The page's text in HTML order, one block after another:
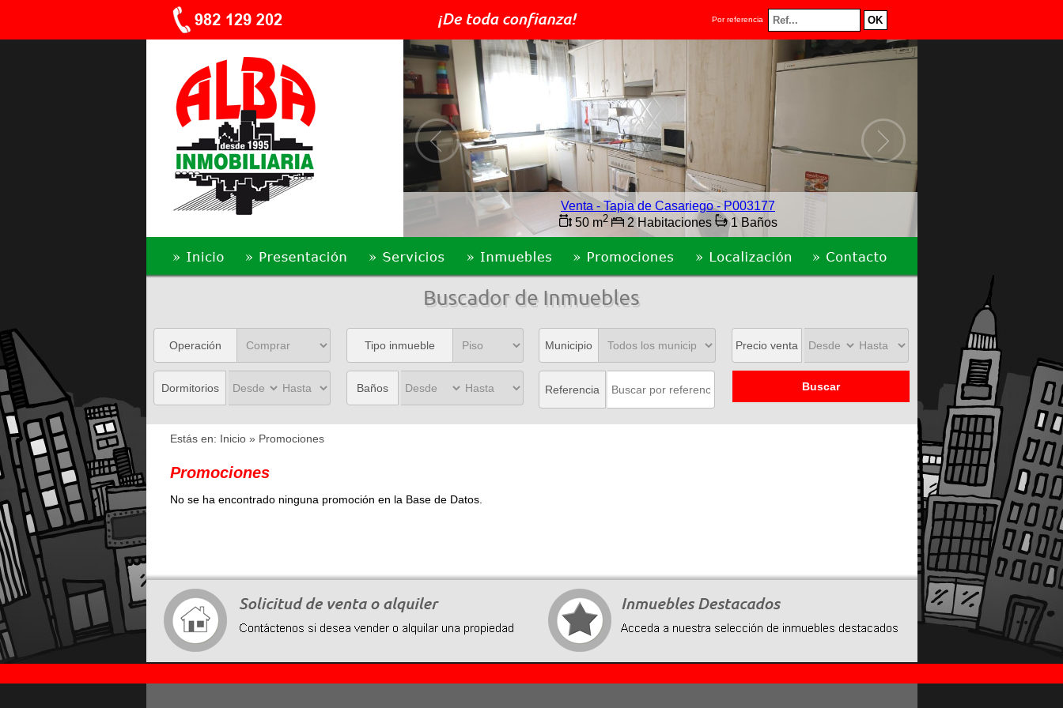
Por referencia
Venta - Tapia de Casariego - P003180
Venta - Tapia de Casariego - P003177
50 m2 2 Habitaciones 1 Baños
Operación Tipo inmueble Municipio Precio venta
Dormitorios Baños Referencia Buscar
Estás en: Inicio» Promociones
Promociones
No se ha encontrado ninguna promoción en la Base de Datos.
Recently,
organized